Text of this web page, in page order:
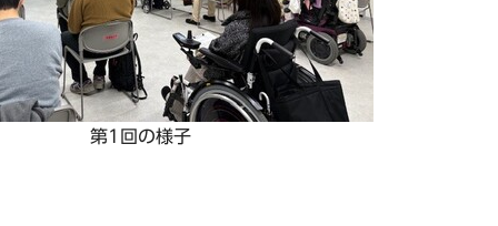
第1回の様子